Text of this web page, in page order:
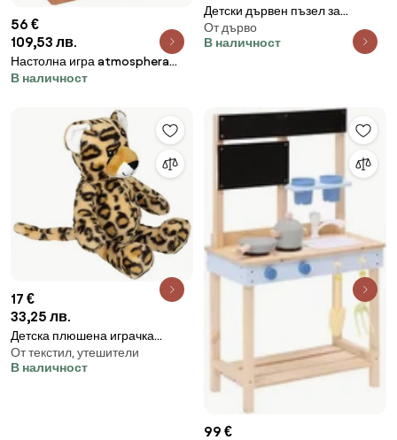
56 €
109,53 лв.
Настолна игра atmosphera
Табла, Акация
В наличност
Детски дървен пъзел за
смятане atmosphera, Бор
От дърво
В наличност
17 €
33,25 лв.
Детска плюшена играчка
atmosphera Leopard , 30 cm
От текстил, утешители
В наличност
99 €